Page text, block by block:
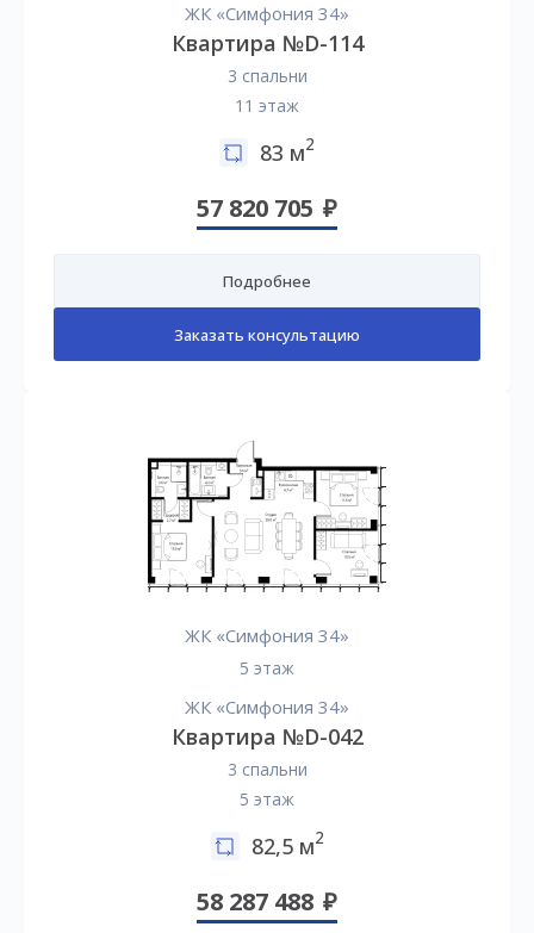
ЖК «Симфония 34»
Квартира №D-114
3 спальни
11 этаж
83 м2
57 820 705
Подробнее
Заказать консультацию
ЖК «Симфония 34»
5 этаж
ЖК «Симфония 34»
Квартира №D-042
3 спальни
5 этаж
82,5 м2
58 287 488